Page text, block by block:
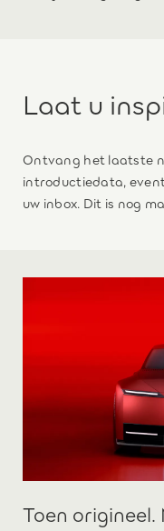
Laat u
Ontvang het laatste
introductiedata,
uw inbox. Dit is nog
Toen origineel.